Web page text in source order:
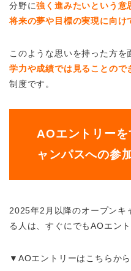
分野に強く進みたいという意
将来の夢や目標の実現に向け
このような思いを持った方を
学力や成績では見ることので
制度です。
AOエントリー
ャンパスへの参
2025年2月以降のオープンキ
る人は、すぐにでもAOエン
▼AOエントリーはこちらから